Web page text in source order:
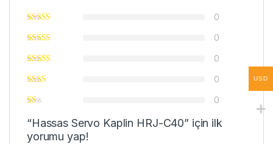
0
0
0
0
0
“Hassas Servo Kaplin HRJ-C40” için ilk
yorumu yap!
USD